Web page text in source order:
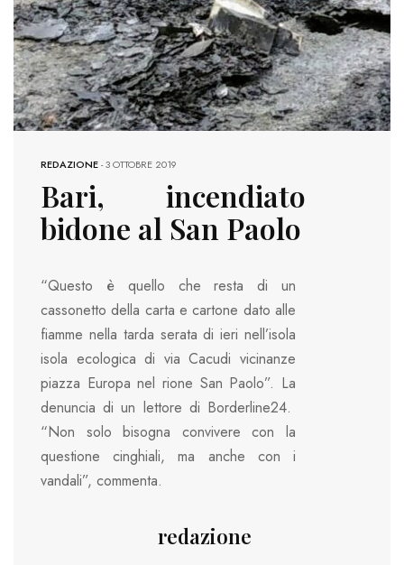
REDAZIONE-3 OTTOBRE 2019
Bari, incendiato
bidone al San Paolo
“Questo è quello che resta di un
cassonetto della carta e cartone dato alle
fiamme nella tarda serata di ieri nell’isola
isola ecologica di via Cacudi vicinanze
piazza Europa nel rione San Paolo”. La
denuncia di un lettore di Borderline24.
“Non solo bisogna convivere con la
questione cinghiali, ma anche con i
vandali”, commenta.
redazione